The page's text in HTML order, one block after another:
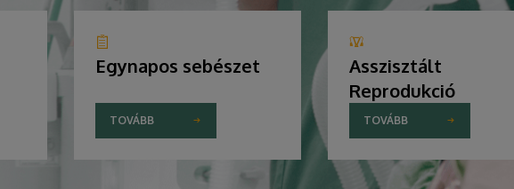
Egynapos sebészet
TOVÁBB
Asszisztált
Reprodukció
TOVÁBB